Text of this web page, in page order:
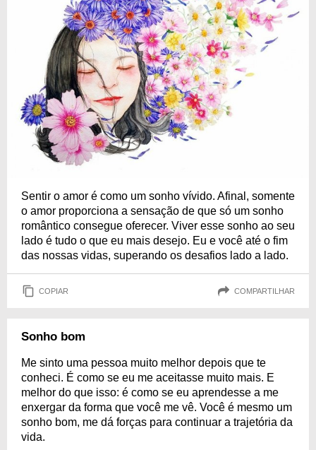
Sentir o amor é como um sonho vívido. Afinal, somente
o amor proporciona a sensação de que só um sonho
romântico consegue oferecer. Viver esse sonho ao seu
lado é tudo o que eu mais desejo. Eu e você até o fim
das nossas vidas, superando os desafios lado a lado.
COPIAR COMPARTILHAR
Sonho bom
Me sinto uma pessoa muito melhor depois que te
conheci. É como se eu me aceitasse muito mais. E
melhor do que isso: é como se eu aprendesse a me
enxergar da forma que você me vê. Você é mesmo um
sonho bom, me dá forças para continuar a trajetória da
vida.